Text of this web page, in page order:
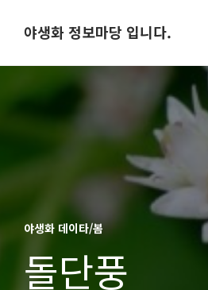
야생화 정보마당 입니다.
야생화 데이타/봄
돌단풍